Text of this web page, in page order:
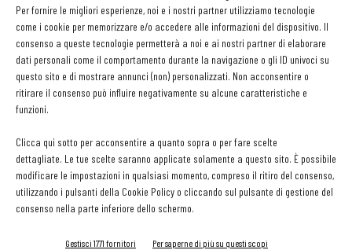
Per fornire le migliori esperienze, noi e i nostri partner utilizziamo tecnologie
come i cookie per memorizzare e/o accedere alle informazioni del dispositivo. Il
consenso a queste tecnologie permetterà a noi e ai nostri partner di elaborare
dati personali come il comportamento durante la navigazione o gli ID univoci su
questo sito e di mostrare annunci (non) personalizzati. Non acconsentire o
ritirare il consenso può influire negativamente su alcune caratteristiche e
funzioni.
Clicca qui sotto per acconsentire a quanto sopra o per fare scelte
dettagliate. Le tue scelte saranno applicate solamente a questo sito. È possibile
modificare le impostazioni in qualsiasi momento, compreso il ritiro del consenso,
utilizzando i pulsanti della Cookie Policy o cliccando sul pulsante di gestione del
consenso nella parte inferiore dello schermo.
Gestisci 1771 fornitori Per saperne di più su questi scopi
20 Luglio 2026
EDICOLA WEB